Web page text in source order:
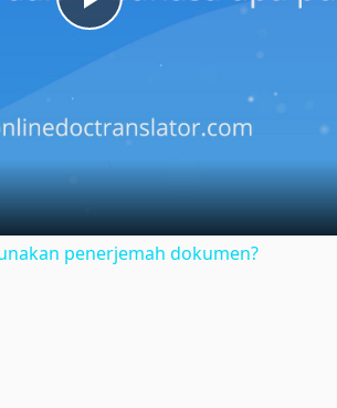
Play
penerjemah dokumen?